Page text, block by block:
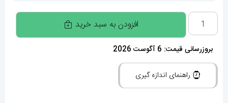
ساعتمچی
کاسیو
جی
شاک
Casio
افزودن به سبد خرید
بروزرسانی قیمت: 6 آگوست 2026
راهنمای اندازه گیری